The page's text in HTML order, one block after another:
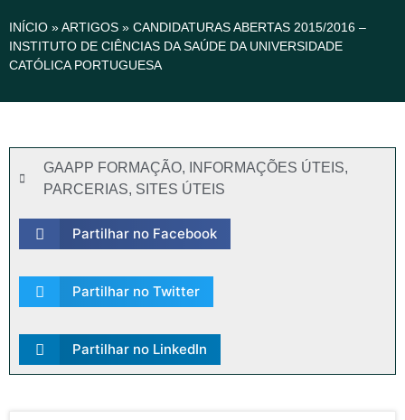
INÍCIO »ARTIGOS » CANDIDATURAS ABERTAS 2015/2016 –
INSTITUTO DE CIÊNCIAS DA SAÚDE DA UNIVERSIDADE
CATÓLICA PORTUGUESA
GAAPP FORMAÇÃO, INFORMAÇÕES ÚTEIS,
PARCERIAS, SITES ÚTEIS
Partilhar no Facebook
Partilhar no Twitter
Partilhar no LinkedIn